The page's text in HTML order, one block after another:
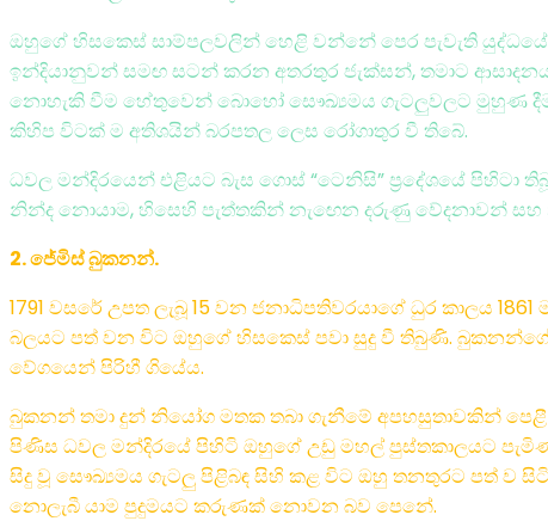
ඔහුගේ හිසකෙස් සාම්පලවලින් හෙළි වන්නේ පෙර පැවැති
ඉන්දියානුවන් සමඟ සටන් කරන අතරතුර ජැක්සන්, තමාට
නොහැකි වීම හේතුවෙන් බොහෝ සෞඛ්‍යමය ගැටලුවලට මුහුණ
කිහිප විටක් ම අතිශයින් බරපතල ලෙස රෝගාතුර වී තිබේ.
ධවල මන්දිරයෙන් එළියට බැස ගොස් “ටෙනිසි” ප්‍රදේශයේ පිහිටා
නින්ද නොයාම, හිසෙහි පැත්තකින් නැඟෙන දරුණු වේදනාවන් සහ
2. ජේමිස් බුකනන්.
1791 වසරේ උපත ලැබූ 15 වන ජනාධිපතිවරයාගේ ධුර කාලය
බලයට පත් වන විට ඔහුගේ හිසකෙස් පවා සුදු වී තිබුණි. බුකනන්ගේ
වේගයෙන් පිරිහී ගියේය.
බුකනන් තමා දුන් නියෝග මතක තබා ගැනීමේ අපහසුතාවකින්
පිණිස ධවල මන්දිරයේ පිහිටි ඔහුගේ උඩු මහල් පුස්තකාලයට
සිදු වූ සෞඛ්‍යමය ගැටලු පිළිබඳ සිහි කළ විට ඔහු තනතුරට පත් ව
නොලැබී යාම පුදුමයට කරුණක් නොවන බව පෙනේ.